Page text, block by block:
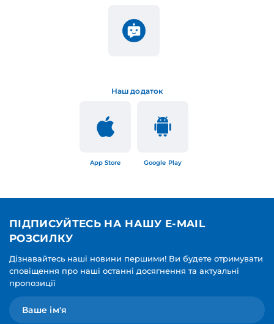
Наш додаток
App Store Google Play
ПІДПИСУЙТЕСЬ НА НАШУ E-MAIL
РОЗСИЛКУ
Дізнавайтесь наші новини першими! Ви будете отримувати
сповіщення про наші останні досягнення та актуальні
пропозиції